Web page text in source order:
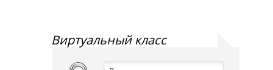
Виртуальный класс